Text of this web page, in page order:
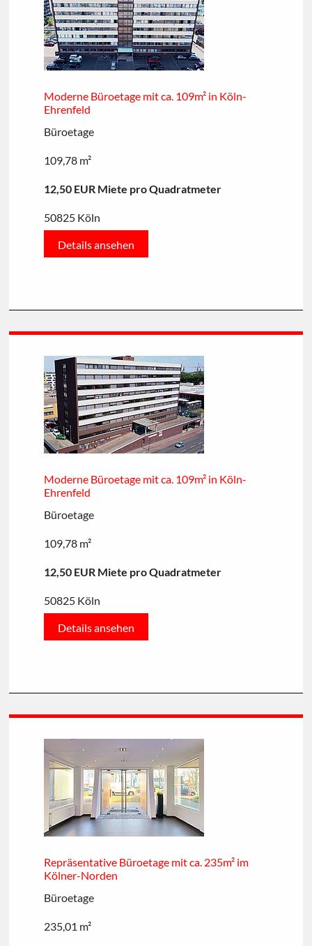
Moderne Büroetage mit ca. 109m² in Köln-
Ehrenfeld
Büroetage
109,78 m²
12,50 EUR Miete pro Quadratmeter
50825 Köln
Details ansehen
Moderne Büroetage mit ca. 109m² in Köln-
Ehrenfeld
Büroetage
109,78 m²
12,50 EUR Miete pro Quadratmeter
50825 Köln
Details ansehen
Repräsentative Büroetage mit ca. 235m² im
Kölner-Norden
Büroetage
235,01 m²